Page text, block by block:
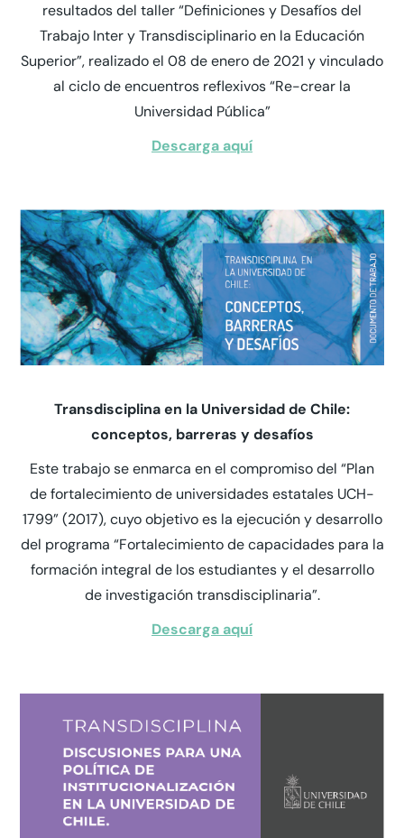
resultados del taller “Definiciones y Desafíos del
Trabajo Inter y Transdisciplinario en la Educación
Superior”, realizado el 08 de enero de 2021 y vinculado
al ciclo de encuentros reflexivos “Re-crear la
Universidad Pública”
Descarga aquí
Transdisciplina en la Universidad de Chile:
conceptos, barreras y desafíos
Este trabajo se enmarca en el compromiso del “Plan
de fortalecimiento de universidades estatales UCH-
1799” (2017), cuyo objetivo es la ejecución y desarrollo
del programa “Fortalecimiento de capacidades para la
formación integral de los estudiantes y el desarrollo
de investigación transdisciplinaria”.
Descarga aquí